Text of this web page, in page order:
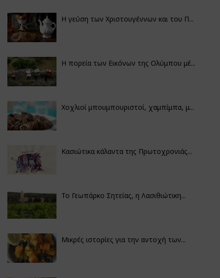
Η γεύση των Χριστουγέννων και του Π...
Η πορεία των Εικόνων της Ολύμπου μέ...
Χοχλιοί μπουμπουριστοί, χαμπίμπα, μ...
Κασιώτικα κάλαντα της Πρωτοχρονιάς...
Το Γεωπάρκο Σητείας, η Λασιθιώτικη...
Μικρές ιστορίες για την αντοχή των...